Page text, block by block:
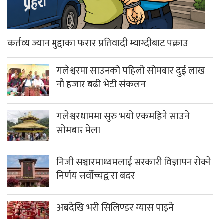
कर्तव्य ज्यान मुद्दाका फरार प्रतिवादी म्याग्दीबाट पक्राउ
गलेश्वरमा साउनको पहिलो सोमबार दुई लाख
नौ हजार बढी भेटी संकलन
गलेश्वरधाममा सुरु भयो एकमहिने साउने
सोमबार मेला
निजी सञ्चारमाध्यमलाई सरकारी विज्ञापन रोक्ने
निर्णय सर्वोच्चद्वारा बदर
अबदेखि भरी सिलिण्डर ग्यास पाइने